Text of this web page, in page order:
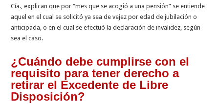
Cía., explican que por “mes que se acogió a una pen­sión” se entiende
aquel en el cual se soli­citó ya sea de vejez por edad de jubilación o
anticipada, o en el cual se efectuó la de­claración de invalidez, según
sea el caso.
¿Cuándo debe cumplirse con el
requisi­to para tener derecho a
retirar el Exce­dente de Libre
Disposición?